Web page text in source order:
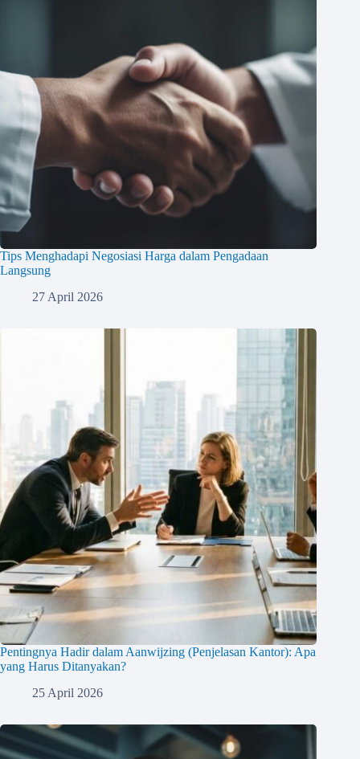
Tips Menghadapi Negosiasi Harga dalam Pengadaan
Langsung
27 April 2026
Pentingnya Hadir dalam Aanwijzing (Penjelasan Kantor): Apa
yang Harus Ditanyakan?
25 April 2026